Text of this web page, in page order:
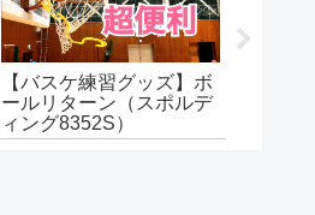
【バスケ練習グッズ】ボ
ールリターン（スポルデ
ィング8352S）
SPALDING Basketball